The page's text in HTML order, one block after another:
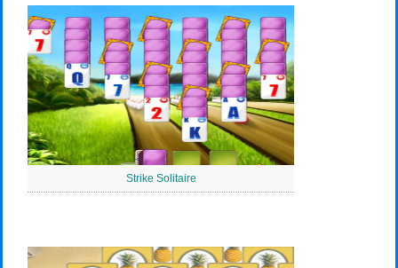
Strike Solitaire